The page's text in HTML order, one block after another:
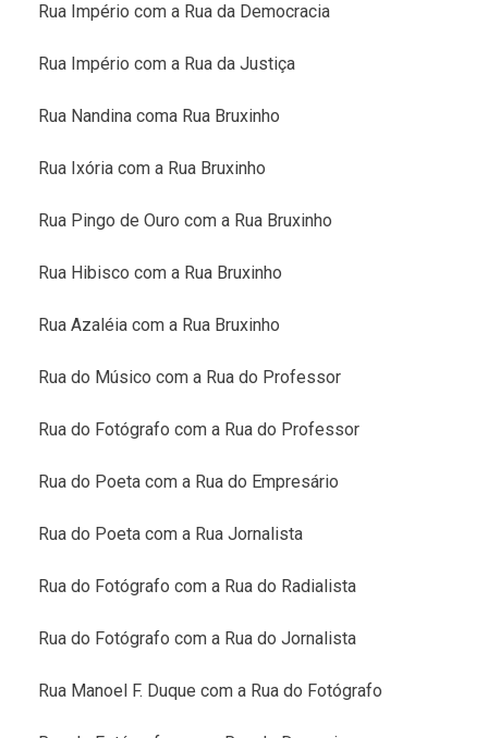
Rua Império com a Rua da Democracia
Rua Império com a Rua da Justiça
Rua Nandina coma Rua Bruxinho
Rua Ixória com a Rua Bruxinho
Rua Pingo de Ouro com a Rua Bruxinho
Rua Hibisco com a Rua Bruxinho
Rua Azaléia com a Rua Bruxinho
Rua do Músico com a Rua do Professor
Rua do Fotógrafo com a Rua do Professor
Rua do Poeta com a Rua do Empresário
Rua do Poeta com a Rua Jornalista
Rua do Fotógrafo com a Rua do Radialista
Rua do Fotógrafo com a Rua do Jornalista
Rua Manoel F. Duque com a Rua do Fotógrafo